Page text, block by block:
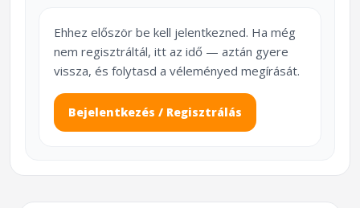
Ehhez először be kell jelentkezned. Ha még
nem regisztráltál, itt az idő — aztán gyere
vissza, és folytasd a véleményed megírását.
Bejelentkezés / Regisztrálás